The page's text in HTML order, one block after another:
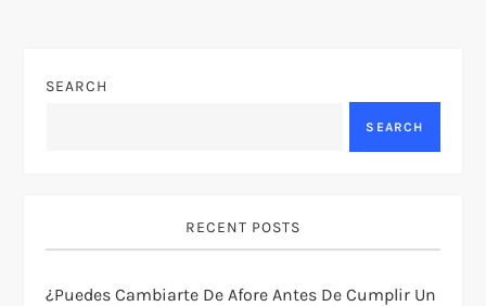
a
a
SEARCH
SEARCH
RECENT POSTS
¿Puedes Cambiarte De Afore Antes De Cumplir Un